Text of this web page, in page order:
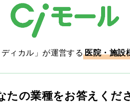
価格：ログ
ェブ通販のご利用ガイ
ィカル」が運営する医院・施設
たの業種をお答えくだ